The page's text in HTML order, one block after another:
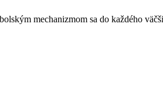
mechanizmom sa do každého